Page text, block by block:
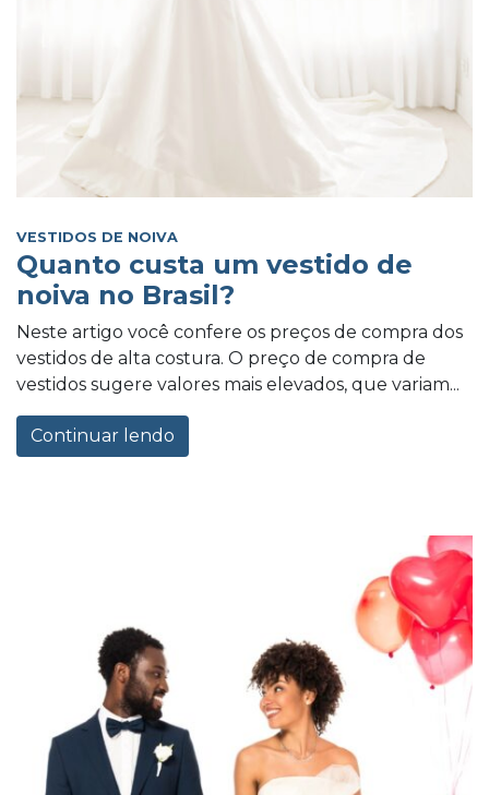
VESTIDOS DE NOIVA
Quanto custa um vestido de
noiva no Brasil?
Neste artigo você confere os preços de compra dos
vestidos de alta costura. O preço de compra de
vestidos sugere valores mais elevados, que variam...
Continuar lendo